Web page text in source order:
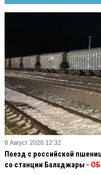
8 Август 2026 12:32
Поезд с российской
со станции Баладжары -